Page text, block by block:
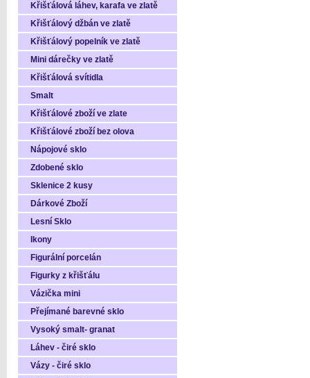
Křišťálová láhev, karafa ve zlatě
Křišťálový džbán ve zlatě
Křišťálový popelník ve zlatě
Mini dárečky ve zlatě
Křišťálová svítidla
Smalt
Křišťálové zboží ve zlate
Křišťálové zboží bez olova
Nápojové sklo
Zdobené sklo
Sklenice 2 kusy
Dárkové Zboží
Lesní Sklo
Ikony
Figurální porcelán
Figurky z křišťálu
Vázička mini
Přejímané barevné sklo
Vysoký smalt- granat
Láhev - čiré sklo
Vázy - čiré sklo